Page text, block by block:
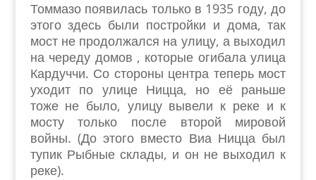
Томмазо появилась только в 1935 году, до
этого здесь были постройки и дома, так
мост не продолжался на улицу, а выходил
на череду домов , которые огибала улица
Кардуччи. Со стороны центра теперь мост
уходит по улице Ницца, но её раньше
тоже не было, улицу вывели к реке и к
мосту только после второй мировой
войны. (До этого вместо Виа Ницца был
тупик Рыбные склады, и он не выходил к
реке).